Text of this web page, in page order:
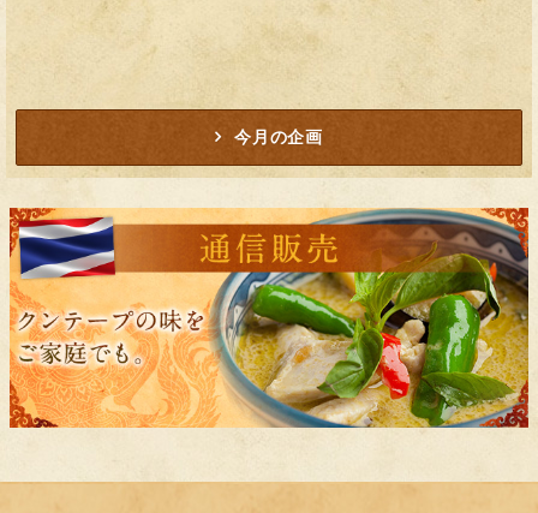
今月の企画